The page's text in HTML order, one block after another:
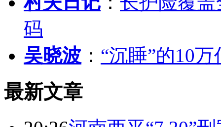
码
吴晓波 ： “沉睡”的10
最新文章